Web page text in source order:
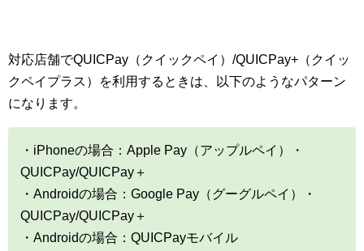
対応店舗でQUICPay（クイックペイ）/QUICPay+（クイッ
クペイプラス）を利用するときは、以下のようなパターン
になります。
・iPhoneの場合：Apple Pay（アップルペイ）・
QUICPay/QUICPay＋
・Androidの場合：Google Pay（グーグルペイ）・
QUICPay/QUICPay＋
・Androidの場合：QUICPayモバイル